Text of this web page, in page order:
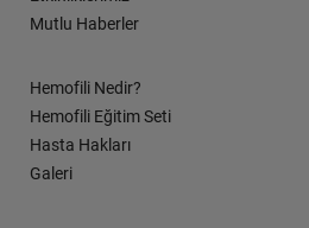
Mutlu Haberler
Hemofili Nedir?
Hemofili Eğitim Seti
Hasta Hakları
Galeri